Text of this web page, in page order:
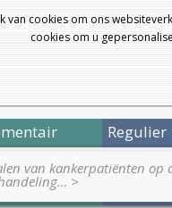
van cookies om ons
cookies om u
Regulier
van kankerpatiënten op
>